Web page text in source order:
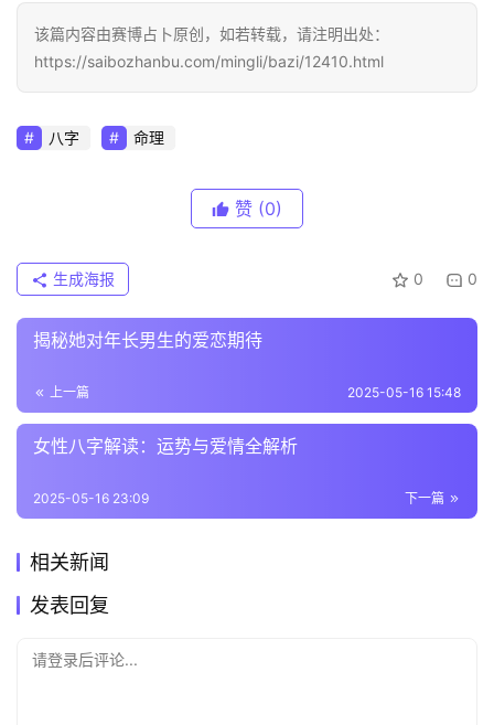
该篇内容由赛博占卜原创，如若转载，请注明出处：
https://saibozhanbu.com/mingli/bazi/12410.html
八字 命理
赞 (0)
0 0
生成海报
揭秘她对年长男生的爱恋期待
上一篇 2025-05-16 15:48
女性八字解读：运势与爱情全解析
下一篇
2025-05-16 23:09
相关新闻
发表回复
请登录后评论...